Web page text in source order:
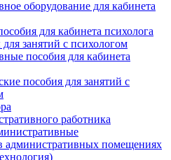
оборудование для кабинета
для кабинета психолога
занятий с психологом
пособия для кабинета
пособия для занятий с
работника
административных помещениях